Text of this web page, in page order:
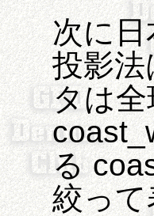
次に
投影
タは
る
絞っ